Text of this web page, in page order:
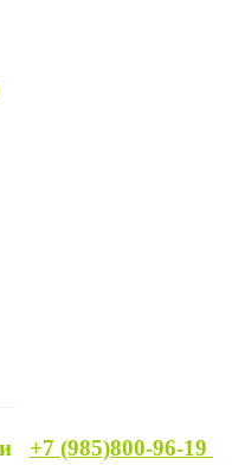
+7 (985)800-96-19